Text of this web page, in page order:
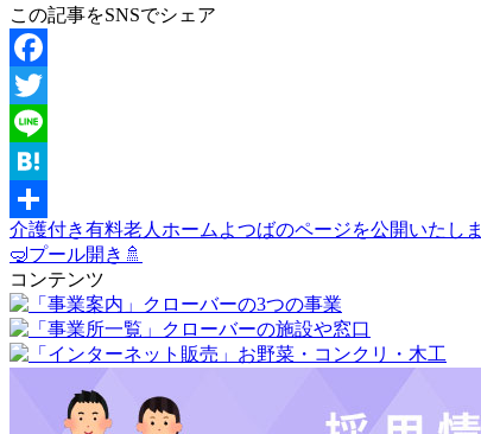
この記事をSNSでシェア
Facebook
Twitter
Line
Hatena
共
有
介護付き有料老人ホームよつばのページを公開いたしま
🤿プール開き🚿
コンテンツ